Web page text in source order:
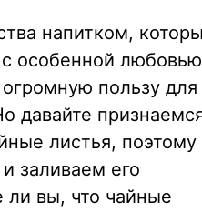
напитком,
особенной
пользу для
давайте
листья, поэтому
заливаем его
ли вы, что чайные